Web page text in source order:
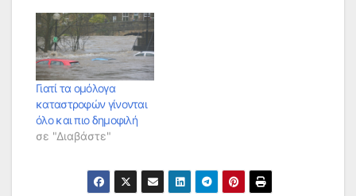
Τσέγας που
Γιατί τα ομόλογα
καταστροφών γίνονται
όλο και πιο δημοφιλή
σε "Διαβάστε"